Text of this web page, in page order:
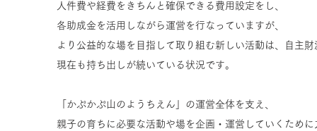
人件費や経費をきちんと確保できる費用設定をし、
各助成金を活用しながら運営を行なっていますが、
より公益的な場を目指して取り組む新しい活動は、自主財
現在も持ち出しが続いている状況です。
「かぷかぷ山のようちえん」の運営全体を支え、
親子の育ちに必要な活動や場を企画・運営していくため